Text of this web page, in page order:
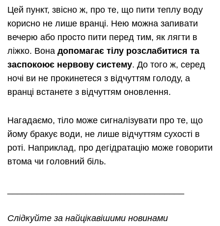
Цей пункт, звісно ж, про те, що пити теплу воду
корисно не лише вранці. Нею можна запивати
вечерю або просто пити перед тим, як лягти в
ліжко. Вона допомагає тілу розслабитися та
заспокоює нервову систему. До того ж, серед
ночі ви не прокинетеся з відчуттям голоду, а
вранці встанете з відчуттям оновлення.
Нагадаємо, тіло може сигналізувати про те, що
йому бракує води, не лише відчуттям сухості в
роті. Наприклад, про дегідратацію може говорити
втома чи головний біль.
Слідкуйте за найцікавішими новинами